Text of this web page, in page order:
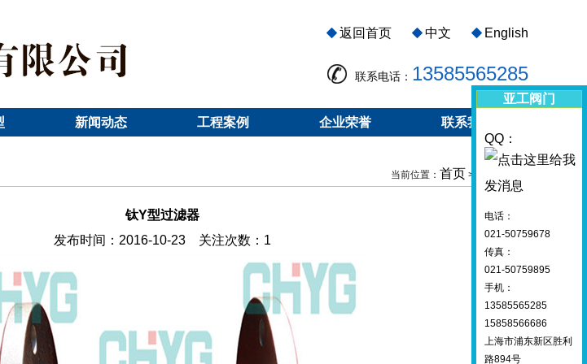
返回首页 中文 English
联系电话： 13585565285
新闻动态 工程案例 企业荣誉 联系我们
当前位置： 首页 >
钛Y型过滤器
发布时间：2016-10-23 关注次数： 1
亚工阀门
QQ：
电话：
021-50759678
传真：
021-50759895
手机：
13585565285
15858566686
上海市浦东新区胜利
路894号